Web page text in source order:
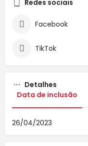
Redes sociais
Facebook
TikTok
Detalhes
Data de inclusão
26/04/2023